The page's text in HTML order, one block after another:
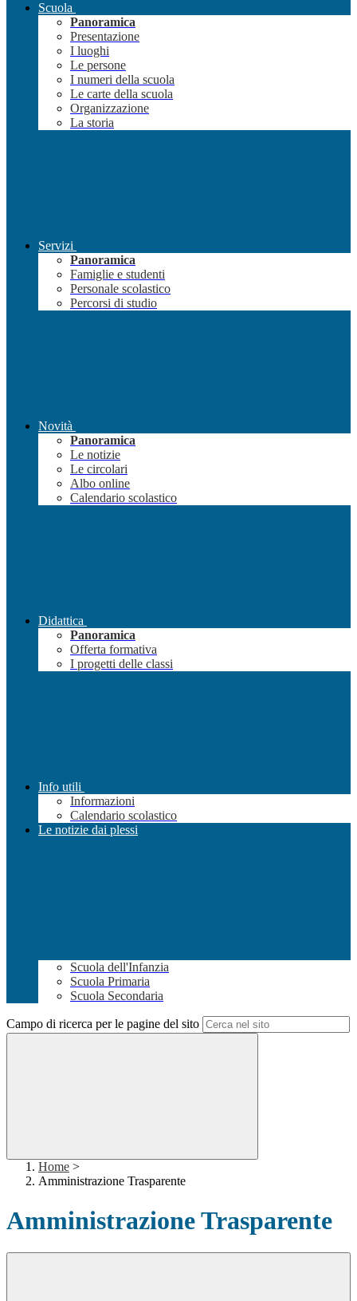
Scuola
Panoramica
Presentazione
I luoghi
Le persone
I numeri della scuola
Le carte della scuola
Organizzazione
La storia
Servizi
Panoramica
Famiglie e studenti
Personale scolastico
Percorsi di studio
Novità
Panoramica
Le notizie
Le circolari
Albo online
Calendario scolastico
Didattica
Panoramica
Offerta formativa
I progetti delle classi
Info utili
Informazioni
Calendario scolastico
Le notizie dai plessi
Scuola dell'Infanzia
Scuola Primaria
Scuola Secondaria
Campo di ricerca per le pagine del sito
Home >
Amministrazione Trasparente
Amministrazione Trasparente